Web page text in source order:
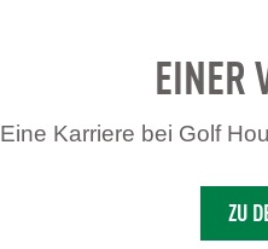
EINER
Eine Karriere bei Golf
ZU